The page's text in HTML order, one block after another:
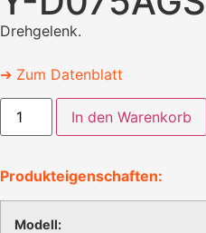
Drehgelenk.
➔ Zum Datenblatt
In den Warenkorb
Produkteigenschaften:
Modell: